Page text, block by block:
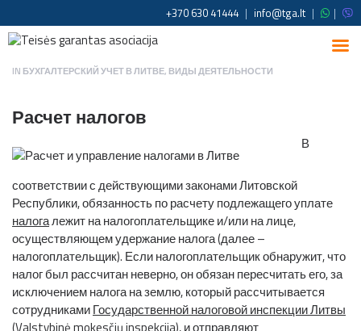
+370 630 41444 | info@tga.lt | |
IN БУХГАЛТЕРСКИЙ УЧЕТ В ЛИТВЕ, ВИДЫ ДЕЯТЕЛЬНОСТИ
Расчет налогов
В
соответствии с действующими законами Литовской
Республики, обязанность по расчету подлежащего уплате
налогалежит на налогоплательщике и/или на лице,
осуществляющем удержание налога (далее –
налогоплательщик). Если налогоплательщик обнаружит, что
налог был рассчитан неверно, он обязан пересчитать его, за
исключением налога на землю, который рассчитывается
сотрудникамиГосударственной налоговой инспекции Литвы